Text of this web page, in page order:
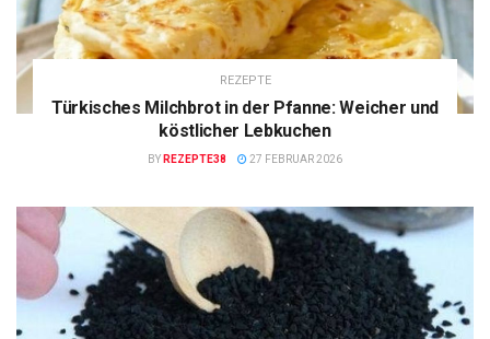
REZEPTE
Türkisches Milchbrot in der Pfanne: Weicher und
köstlicher Lebkuchen
BY REZEPTE38 27 FEBRUAR 2026